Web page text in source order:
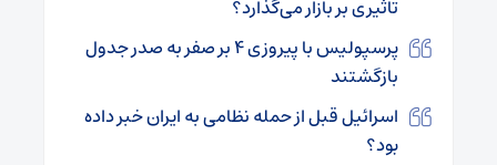
تاثیری بر بازار می‌گذارد؟
پرسپولیس با پیروزی ۴ بر صفر به صدر جدول
بازگشتند
اسرائیل قبل از حمله نظامی به ایران خبر داده
بود؟